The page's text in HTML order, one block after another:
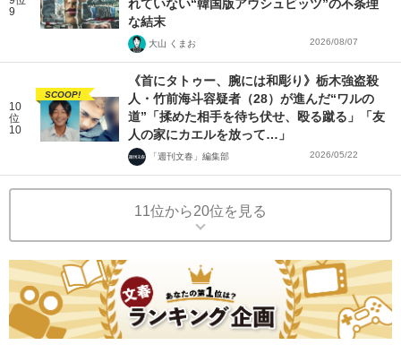
9
れていない“韓国版アウシュビッツ”の不条理
な結末
大山 くまお 2026/08/07
10
位
10
SCOOP!
《首にタトゥー、腕には和彫り》栃木強盗殺
人・竹前海斗容疑者（28）が進んだ“ワルの
道”「揉めた相手を待ち伏せ、殴る蹴る」「友
人の家にカエルを放って…」
「週刊文春」編集部 2026/05/22
11位から20位を見る